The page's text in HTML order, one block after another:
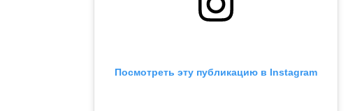
Посмотреть эту публикацию в Instagram